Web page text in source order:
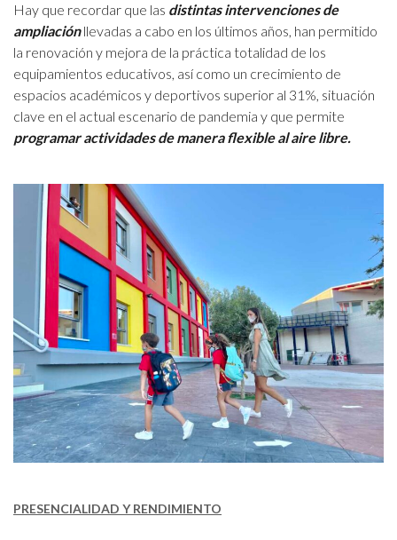
Hay que recordar que las distintas intervenciones de
ampliaciónllevadas a cabo en los últimos años, han permitido
la renovación y mejora de la práctica totalidad de los
equipamientos educativos, así como un crecimiento de
espacios académicos y deportivos superior al 31%, situación
clave en el actual escenario de pandemia y que permite
programar actividades de manera flexible al aire libre.
PRESENCIALIDAD Y RENDIMIENTO